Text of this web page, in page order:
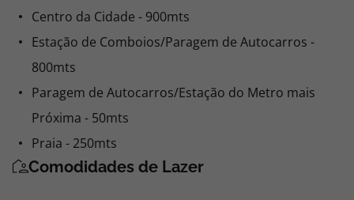
Centro da Cidade - 900mts
Estação de Comboios/Paragem de Autocarros -
800mts
Paragem de Autocarros/Estação do Metro mais
Próxima - 50mts
Praia - 250mts
Comodidades de Lazer